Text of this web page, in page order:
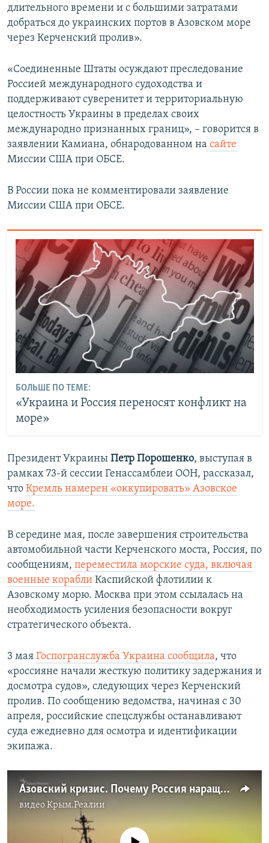
длительного времени и с большими затратами
добраться до украинских портов в Азовском море
через Керченский пролив».
«Соединенные Штаты осуждают преследование
Россией международного судоходства и
поддерживают суверенитет и территориальную
целостность Украины в пределах своих
международно признанных границ», – говорится в
заявлении Камиана, обнародованном на сайте
Миссии США при ОБСЕ.
В России пока не комментировали заявление
Миссии США при ОБСЕ.
БОЛЬШЕ ПО ТЕМЕ:
«Украина и Россия переносят конфликт на
море»
Президент Украины Петр Порошенко, выступая в
рамках 73-й сессии Генассамблеи ООН, рассказал,
что Кремль намерен «оккупировать» Азовское
море.
В середине мая, после завершения строительства
автомобильной части Керченского моста, Россия, по
сообщениям, переместила морские суда, включая
военные корабли Каспийской флотилии к
Азовскому морю. Москва при этом ссылалась на
необходимость усиления безопасности вокруг
стратегического объекта.
3 мая Госпогранслужба Украина сообщила, что
«россияне начали жесткую политику задержания и
досмотра судов», следующих через Керченский
пролив. По сообщению ведомства, начиная с 30
апреля, российские спецслужбы останавливают
суда ежедневно для осмотра и идентификации
экипажа.
Азовский кризис. Почему Россия наращивает активность в море? (видео)
видеоКрым.Реалии
No media source currently available